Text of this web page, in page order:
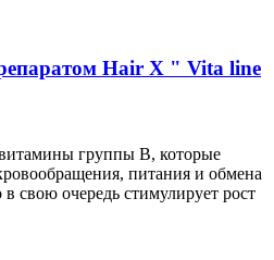
Hair X " Vita line
группы В, которые
питания и обмена
свою очередь стимулирует рост